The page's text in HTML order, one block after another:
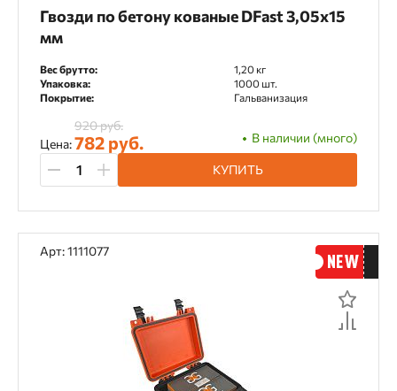
Гвозди по бетону кованые DFast 3,05х15
мм
Вес брутто:
1,20 кг
Упаковка:
1000 шт.
Покрытие:
Гальванизация
Цена:
920 руб.
782 руб. В наличии (много)
КУПИТЬ
Арт: 1111077